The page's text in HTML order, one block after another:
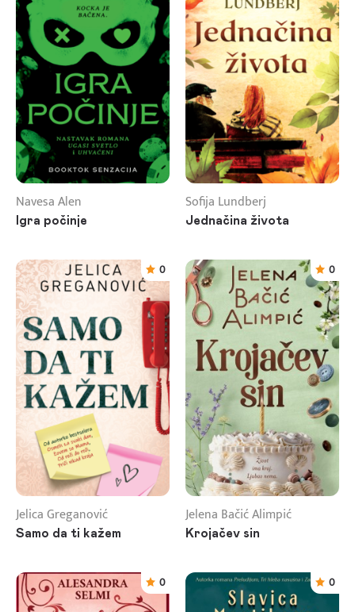
Navesa Alen
Igra počinje
Sofija Lundberj
Jednačina života
0
Jelica Greganović
Samo da ti kažem
0
Jelena Bačić Alimpić
Krojačev sin
0 0